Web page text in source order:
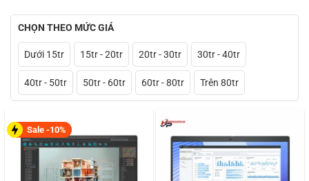
CHỌN THEO MỨC GIÁ
Dưới 15tr 15tr - 20tr 20tr - 30tr 30tr - 40tr
40tr - 50tr 50tr - 60tr 60tr - 80tr Trên 80tr
Sale -10%